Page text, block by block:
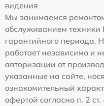
видения
Мы занимаемся
обслуживанием техники
гарантийного периода.
работает независимо и
авторизации от
указанные на сайте,
ознакомительный
офертой согласно п. 2